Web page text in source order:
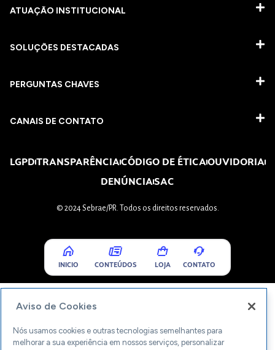
ATUAÇÃO INSTITUCIONAL
SOLUÇÕES DESTACADAS
PERGUNTAS CHAVES​
CANAIS DE CONTATO
LGPDTRANSPARÊNCIACÓDIGO DE ÉTICAOUVIDORIA
DENÚNCIASAC
© 2024 Sebrae/PR. Todos os direitos reservados.
INICIO CONTEÚDOS LOJA CONTATO
Aviso de Cookies
Nós usamos cookies e outras tecnologias semelhantes para
melhorar a sua experiência em nossos serviços, personalizar